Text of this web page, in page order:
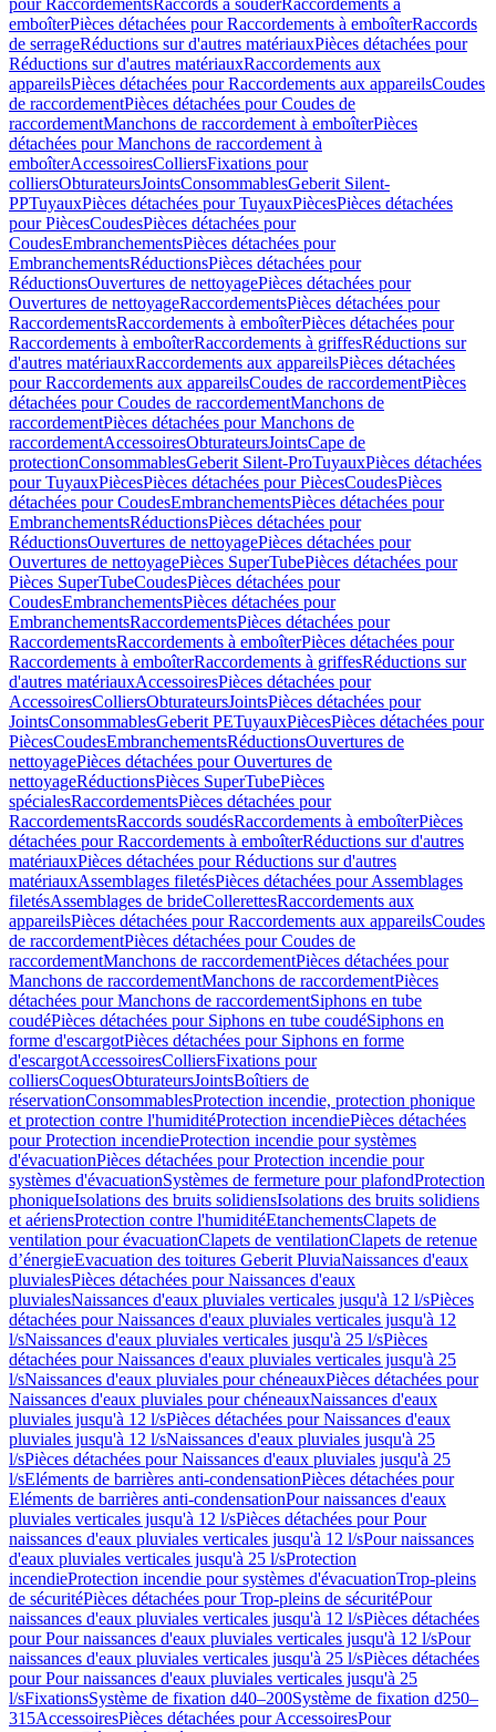
pour RaccordementsRaccords à souderRaccordements à
emboîterPièces détachées pour Raccordements à emboîterRaccords
de serrageRéductions sur d'autres matériauxPièces détachées pour
Réductions sur d'autres matériauxRaccordements aux
appareilsPièces détachées pour Raccordements aux appareilsCoudes
de raccordementPièces détachées pour Coudes de
raccordementManchons de raccordement à emboîterPièces
détachées pour Manchons de raccordement à
emboîterAccessoiresColliersFixations pour
colliersObturateursJointsConsommablesGeberit Silent-
PPTuyauxPièces détachées pour TuyauxPiècesPièces détachées
pour PiècesCoudesPièces détachées pour
CoudesEmbranchementsPièces détachées pour
EmbranchementsRéductionsPièces détachées pour
RéductionsOuvertures de nettoyagePièces détachées pour
Ouvertures de nettoyageRaccordementsPièces détachées pour
RaccordementsRaccordements à emboîterPièces détachées pour
Raccordements à emboîterRaccordements à griffesRéductions sur
d'autres matériauxRaccordements aux appareilsPièces détachées
pour Raccordements aux appareilsCoudes de raccordementPièces
détachées pour Coudes de raccordementManchons de
raccordementPièces détachées pour Manchons de
raccordementAccessoiresObturateursJointsCape de
protectionConsommablesGeberit Silent-ProTuyauxPièces détachées
pour TuyauxPiècesPièces détachées pour PiècesCoudesPièces
détachées pour CoudesEmbranchementsPièces détachées pour
EmbranchementsRéductionsPièces détachées pour
RéductionsOuvertures de nettoyagePièces détachées pour
Ouvertures de nettoyagePièces SuperTubePièces détachées pour
Pièces SuperTubeCoudesPièces détachées pour
CoudesEmbranchementsPièces détachées pour
EmbranchementsRaccordementsPièces détachées pour
RaccordementsRaccordements à emboîterPièces détachées pour
Raccordements à emboîterRaccordements à griffesRéductions sur
d'autres matériauxAccessoiresPièces détachées pour
AccessoiresColliersObturateursJointsPièces détachées pour
JointsConsommablesGeberit PETuyauxPiècesPièces détachées pour
PiècesCoudesEmbranchementsRéductionsOuvertures de
nettoyagePièces détachées pour Ouvertures de
nettoyageRéductionsPièces SuperTubePièces
spécialesRaccordementsPièces détachées pour
RaccordementsRaccords soudésRaccordements à emboîterPièces
détachées pour Raccordements à emboîterRéductions sur d'autres
matériauxPièces détachées pour Réductions sur d'autres
matériauxAssemblages filetésPièces détachées pour Assemblages
filetésAssemblages de brideCollerettesRaccordements aux
appareilsPièces détachées pour Raccordements aux appareilsCoudes
de raccordementPièces détachées pour Coudes de
raccordementManchons de raccordementPièces détachées pour
Manchons de raccordementManchons de raccordementPièces
détachées pour Manchons de raccordementSiphons en tube
coudéPièces détachées pour Siphons en tube coudéSiphons en
forme d'escargotPièces détachées pour Siphons en forme
d'escargotAccessoiresColliersFixations pour
colliersCoquesObturateursJointsBoîtiers de
réservationConsommablesProtection incendie, protection phonique
et protection contre l'humiditéProtection incendiePièces détachées
pour Protection incendieProtection incendie pour systèmes
d'évacuationPièces détachées pour Protection incendie pour
systèmes d'évacuationSystèmes de fermeture pour plafondProtection
phoniqueIsolations des bruits solidiensIsolations des bruits solidiens
et aériensProtection contre l'humiditéEtanchementsClapets de
ventilation pour évacuationClapets de ventilationClapets de retenue
d’énergieEvacuation des toitures Geberit PluviaNaissances d'eaux
pluvialesPièces détachées pour Naissances d'eaux
pluvialesNaissances d'eaux pluviales verticales jusqu'à 12 l/sPièces
détachées pour Naissances d'eaux pluviales verticales jusqu'à 12
l/sNaissances d'eaux pluviales verticales jusqu'à 25 l/sPièces
détachées pour Naissances d'eaux pluviales verticales jusqu'à 25
l/sNaissances d'eaux pluviales pour chéneauxPièces détachées pour
Naissances d'eaux pluviales pour chéneauxNaissances d'eaux
pluviales jusqu'à 12 l/sPièces détachées pour Naissances d'eaux
pluviales jusqu'à 12 l/sNaissances d'eaux pluviales jusqu'à 25
l/sPièces détachées pour Naissances d'eaux pluviales jusqu'à 25
l/sEléments de barrières anti-condensationPièces détachées pour
Eléments de barrières anti-condensationPour naissances d'eaux
pluviales verticales jusqu'à 12 l/sPièces détachées pour Pour
naissances d'eaux pluviales verticales jusqu'à 12 l/sPour naissances
d'eaux pluviales verticales jusqu'à 25 l/sProtection
incendieProtection incendie pour systèmes d'évacuationTrop-pleins
de sécuritéPièces détachées pour Trop-pleins de sécuritéPour
naissances d'eaux pluviales verticales jusqu'à 12 l/sPièces détachées
pour Pour naissances d'eaux pluviales verticales jusqu'à 12 l/sPour
naissances d'eaux pluviales verticales jusqu'à 25 l/sPièces détachées
pour Pour naissances d'eaux pluviales verticales jusqu'à 25
l/sFixationsSystème de fixation d40–200Système de fixation d250–
315AccessoiresPièces détachées pour AccessoiresPour